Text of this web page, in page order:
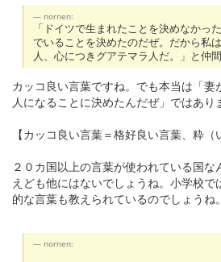
nornen:
「ドイツで生まれたことを決めなかっ
でいることを決めたのだぜ。だから私
人、心につきグアテマラ人だ。」と仲
カッコ良い言葉ですね。でも本当は「妻
人になることに決めたんだぜ」ではあり
【カッコ良い言葉＝格好良い言葉、粋（
２０カ国以上の言葉が使われている国
えども他にはないでしょうね。小学校
的な言葉も教えられているのでしょうね。
nornen: